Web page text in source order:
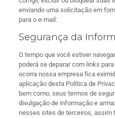
enviando uma solicitação em
para o e-mail:
Segurança da
O tempo que você estiver
poderá se deparar com links
ocorra nossa empresa fica
aplicação desta Política de
bem como, seus termos de
divulgação de informação e
nesses sites de terceiros, assim